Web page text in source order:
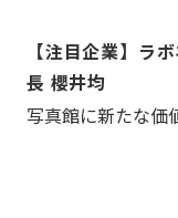
【注目企業】ラ
長 櫻井均
写真館に新たな価